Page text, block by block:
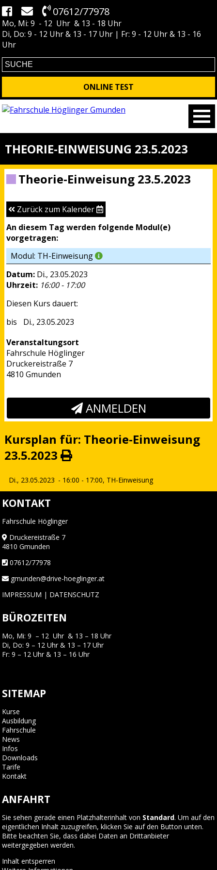
07612/77978
Mo, Mi: 9 - 12 Uhr & 13 - 18 Uhr
Di, Do: 9 - 12 Uhr & 13 - 17 Uhr | Fr: 9 - 12 Uhr & 13 - 16
Uhr
ONLINE TEST
THEORIE-EINWEISUNG 23.5.2023
Theorie-Einweisung 23.5.2023
Zurück zum Kalender
An diesem Tag werden folgende Modul(e)
vorgetragen:
Modul: TH-Einweisung
Datum: Di., 23.05.2023
Uhrzeit: 16:00 - 17:00
Diesen Kurs dauert:
Di., 23.05.2023
Veranstaltungsort
Fahrschule Höglinger
Druckereistraße 7
4810 Gmunden
ANMELDEN
Kursplan für: Theorie-Einweisung
23.5.2023
Di., 23.05.2023 - 16:00 - 17:00, TH-Einweisung
KONTAKT
Fahrschule Höglinger
Druckereistraße 7
4810 Gmunden
07612/77978
gmunden@drive-hoeglinger.at
IMPRESSUM | DATENSCHUTZ
BÜROZEITEN
Mo, Mi: 9 – 12 Uhr & 13 – 18 Uhr
Di, Do: 9 – 12 Uhr & 13 – 17 Uhr
Fr: 9 – 12 Uhr & 13 – 16 Uhr
SITEMAP
Kurse
Ausbildung
Fahrschule
News
Infos
Downloads
Tarife
Kontakt
ANFAHRT
Sie sehen gerade einen Platzhalterinhalt von Standard. Um auf den
eigentlichen Inhalt zuzugreifen, klicken Sie auf den Button unten.
Bitte beachten Sie, dass dabei Daten an Drittanbieter
weitergegeben werden.
Inhalt entsperren